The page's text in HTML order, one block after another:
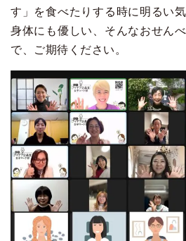
す」を食べたりする時に明るい
身体にも優しい、そんなおせん
で、ご期待ください。